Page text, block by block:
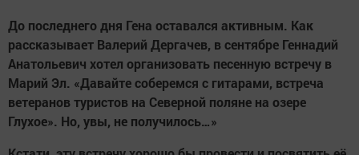
До последнего дня Гена оставался активным. Как
рассказывает Валерий Дергачев, в сентябре Геннадий
Анатольевич хотел организовать песенную встречу в
Марий Эл. «Давайте соберемся с гитарами, встреча
ветеранов туристов на Северной поляне на озере
Глухое». Но, увы, не получилось…»